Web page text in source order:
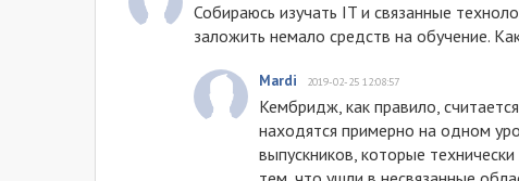
Собираюсь изучать IT и связанные
заложить немало средств на обучение.
Mardi 2019-02-25 12:08:57
Кембридж, как правило,
находятся примерно на одном
выпускников, которые